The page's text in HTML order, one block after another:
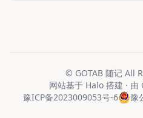
复盘整个过
程，并给出一
对
或 Linux
© GOTAB 随记 All
网站基于 Halo 搭建 · 由
豫ICP备2023009053号-6
豫